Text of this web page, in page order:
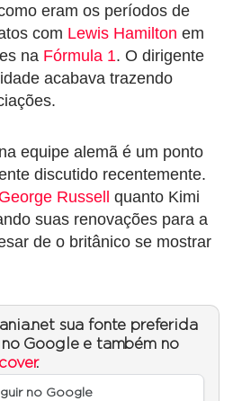
eram os períodos de
com Lewis Hamilton em
na Fórmula 1. O dirigente
acabava trazendo
equipe alemã é um ponto
discutido recentemente.
George Russell quanto Kimi
suas renovações para a
de o britânico se mostrar
sua fonte preferida
Google e também no
.
no Google